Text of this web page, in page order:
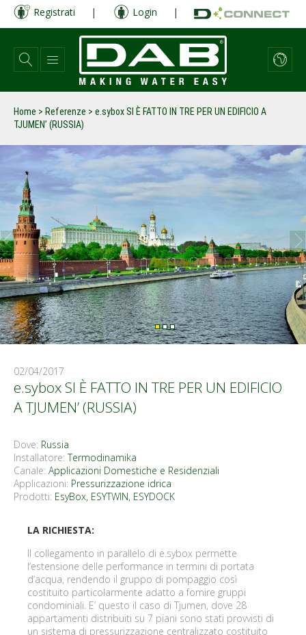
Salta
contenuto
principale
Registrati | Login |
Home > Referenze > e.sybox SI È FATTO IN TRE PER UN EDIFICIO A
TJUMEN’ (RUSSIA)
prev next
02/04/2017
e.sybox SI È FATTO IN TRE PER UN EDIFICIO
A TJUMEN’ (RUSSIA)
Dove: Russia
Installatore:Termodinamika
Canale: Applicazioni Domestiche e Residenziali
Applicazioni: Pressurizzazione idrica
Prodotti: EsyBox, ESYTWIN, ESYDOCK
LA RICHIESTA:
Il collegamento in parallelo di e.sybox permette
l’estensione delle performance in termini di portata
d’acqua, rendendo il gruppo di pompaggio così
costituito particolarmente adatto a fornire gruppi
condominiali. E’ questo il caso di Tjumen, dove 28
appartamenti distribuiti su 7 piani sono stati provvisti di
un sistema di pressurizzazione centralizzato costituito